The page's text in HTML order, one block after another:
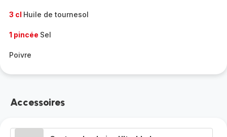
3 cl Huile de tournesol
1 pincée Sel
Poivre
Accessoires